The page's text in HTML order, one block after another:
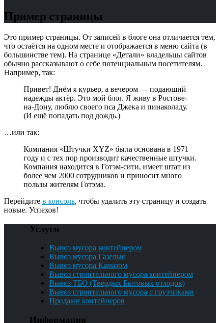
Пример страницы
Это пример страницы. От записей в блоге она отличается тем,
что остаётся на одном месте и отображается в меню сайта (в
большинстве тем). На странице «Детали» владельцы сайтов
обычно рассказывают о себе потенциальным посетителям.
Например, так:
Привет! Днём я курьер, а вечером — подающий
надежды актёр. Это мой блог. Я живу в Ростове-
на-Дону, люблю своего пса Джека и пинаколаду.
(И ещё попадать под дождь.)
…или так:
Компания «Штучки XYZ» была основана в 1971
году и с тех пор производит качественные штучки.
Компания находится в Готэм-сити, имеет штат из
более чем 2000 сотрудников и приносит много
пользы жителям Готэма.
Перейдите в консоль, чтобы удалить эту страницу и создать
новые. Успехов!
Услуги
Вывоз мусора контейнером
Вывоз мусора Газелью
Вывоз мусора Камазом
Вывоз строительного мусора контейнером
Вывоз ТБО (Твердых Бытовых отходов)
Вывоз строительного мусора с грузчиками
Продажи контейнеров
Информация